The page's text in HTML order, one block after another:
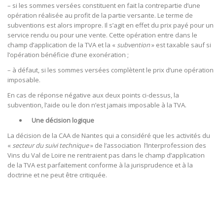
– si les sommes versées constituent en fait la contrepartie d’une
opération réalisée au profit de la partie versante. Le terme de
subventions est alors impropre. Il s’agit en effet du prix payé pour un
service rendu ou pour une vente. Cette opération entre dans le
champ d’application de la TVA et la « subvention» est taxable sauf si
l’opération bénéficie d’une exonération ;
– à défaut, si les sommes versées complètent le prix d’une opération
imposable.
En cas de réponse négative aux deux points ci-dessus, la
subvention, l’aide ou le don n’est jamais imposable à la TVA.
Une décision logique
La décision de la CAA de Nantes qui a considéré que les activités du
« secteur du suivi technique» de l’association l’Interprofession des
Vins du Val de Loire ne rentraient pas dans le champ d’application
de la TVA est parfaitement conforme à la jurisprudence et à la
doctrine et ne peut être critiquée.